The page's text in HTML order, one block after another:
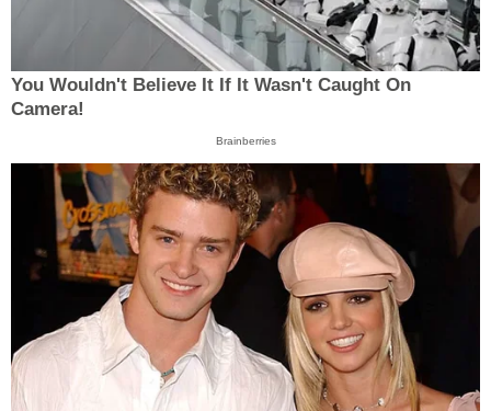
You Wouldn't Believe It If It Wasn't Caught On
Camera!
Brainberries